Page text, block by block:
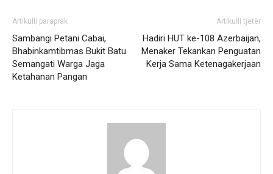
Artikulli paraprak
Sambangi Petani Cabai,
Bhabinkamtibmas Bukit Batu
Semangati Warga Jaga
Ketahanan Pangan
Artikulli tjetër
Hadiri HUT ke-108 Azerbaijan,
Menaker Tekankan Penguatan
Kerja Sama Ketenagakerjaan